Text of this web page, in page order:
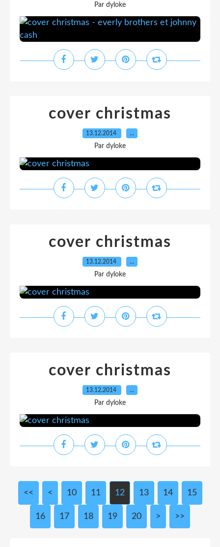
Par dyloke
cover christmas
13.12.2014 …
Par dyloke
cover christmas
13.12.2014 …
Par dyloke
cover christmas
13.12.2014 …
Par dyloke
<< < 10 11 12 13 14 15
16 17 18 19 20 > >>